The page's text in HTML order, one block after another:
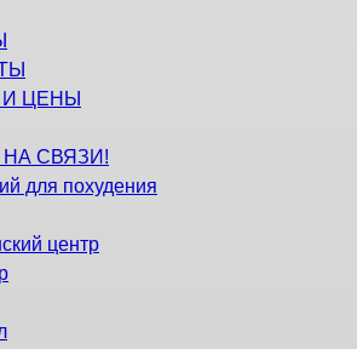
И ЦЕНЫ
СВЯЗИ!
для похудения
центр